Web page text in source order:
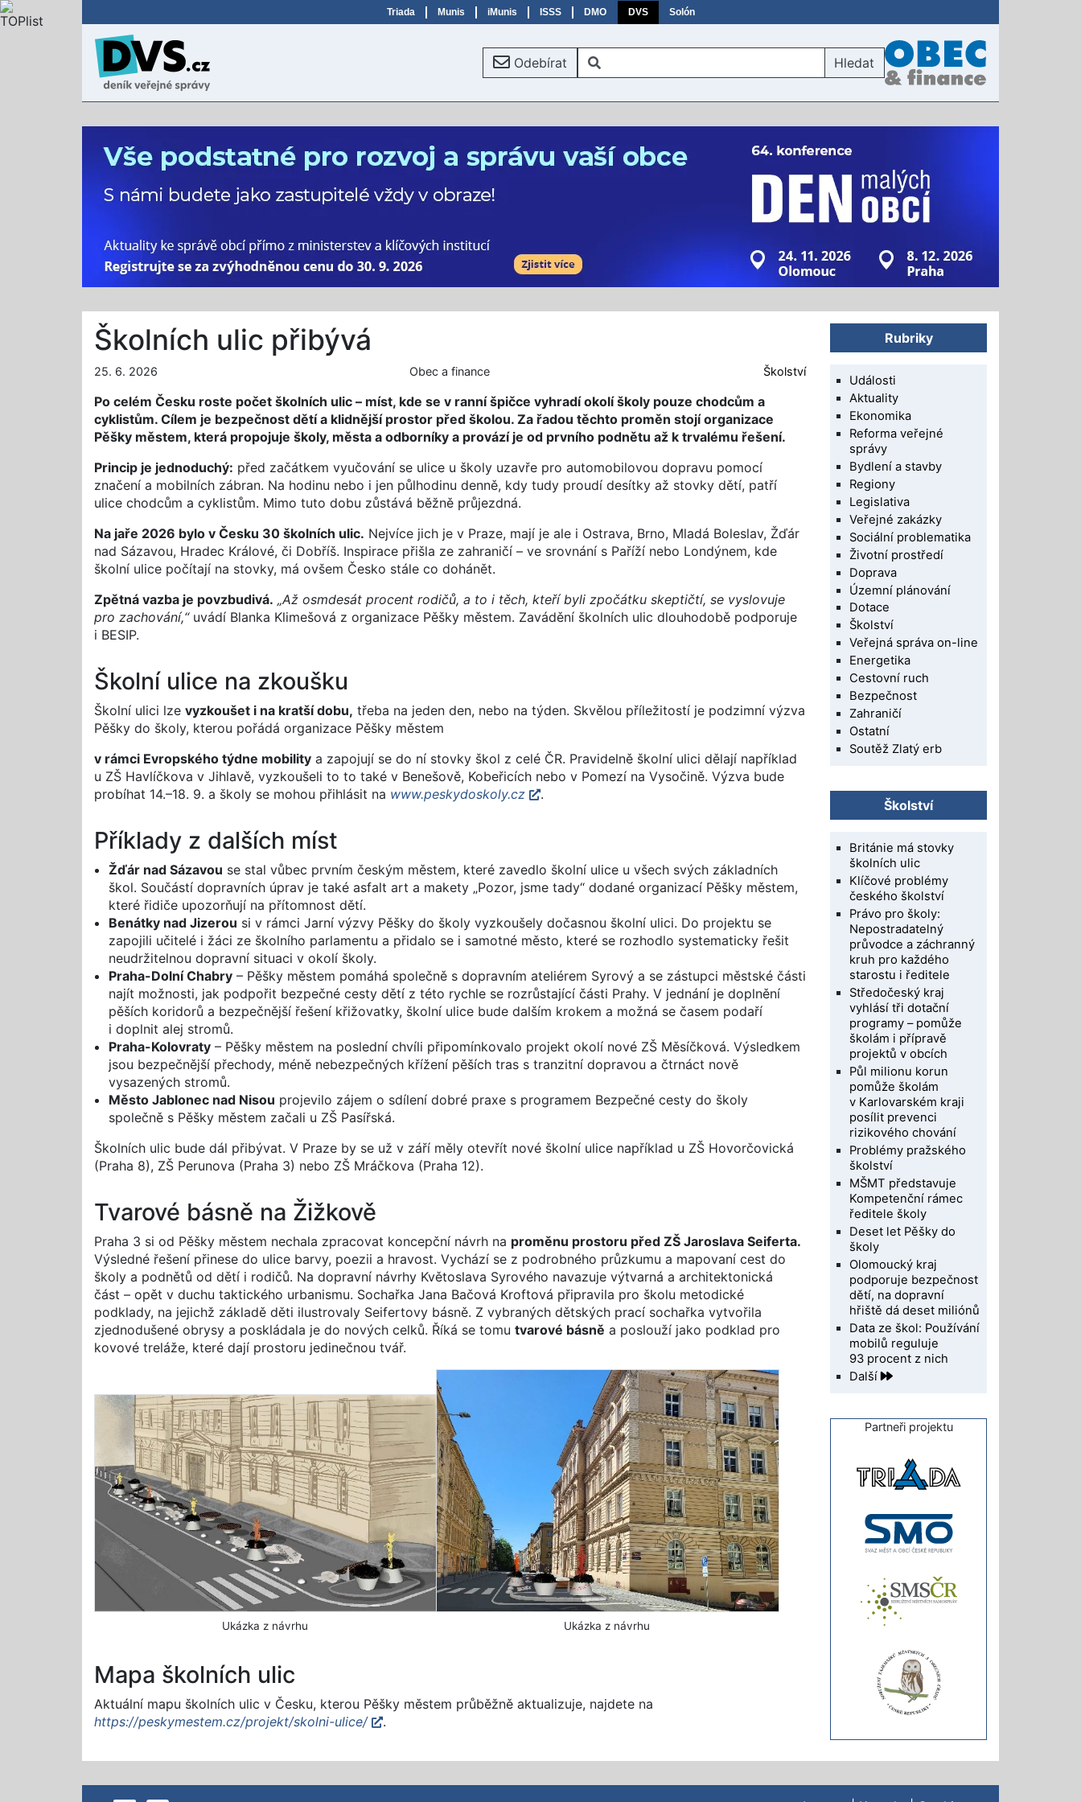
Triada Munis iMunis ISSS DMO DVS Solón
Odebírat Hledat
Školních ulic přibývá
25. 6. 2026 Obec a finance Školství
Po celém Česku roste počet školních ulic – míst, kde se v ranní špičce vyhradí okolí školy pouze chodcům a
cyklistům. Cílem je bezpečnost dětí a klidnější prostor před školou. Za řadou těchto proměn stojí organizace
Pěšky městem, která propojuje školy, města a odborníky a provází je od prvního podnětu až k trvalému řešení.
Princip je jednoduchý: před začátkem vyučování se ulice u školy uzavře pro automobilovou dopravu pomocí
značení a mobilních zábran. Na hodinu nebo i jen půlhodinu denně, kdy tudy proudí desítky až stovky dětí, patří
ulice chodcům a cyklistům. Mimo tuto dobu zůstává běžně průjezdná.
Na jaře 2026 bylo v Česku 30 školních ulic. Nejvíce jich je v Praze, mají je ale i Ostrava, Brno, Mladá Boleslav, Žďár
nad Sázavou, Hradec Králové, či Dobříš. Inspirace přišla ze zahraničí – ve srovnání s Paříží nebo Londýnem, kde
školní ulice počítají na stovky, má ovšem Česko stále co dohánět.
Zpětná vazba je povzbudivá. „Až osmdesát procent rodičů, a to i těch, kteří byli zpočátku skeptičtí, se vyslovuje
pro zachování,“uvádí Blanka Klimešová z organizace Pěšky městem. Zavádění školních ulic dlouhodobě podporuje
i BESIP.
Školní ulice na zkoušku
Školní ulici lze vyzkoušet i na kratší dobu, třeba na jeden den, nebo na týden. Skvělou příležitostí je podzimní výzva
Pěšky do školy, kterou pořádá organizace Pěšky městem
v rámci Evropského týdne mobility a zapojují se do ní stovky škol z celé ČR. Pravidelně školní ulici dělají například
u ZŠ Havlíčkova v Jihlavě, vyzkoušeli to to také v Benešově, Kobeřicích nebo v Pomezí na Vysočině. Výzva bude
probíhat 14.–18. 9. a školy se mohou přihlásit na www.peskydoskoly.cz .
Příklady z dalších míst
Žďár nad Sázavou se stal vůbec prvním českým městem, které zavedlo školní ulice u všech svých základních
škol. Součástí dopravních úprav je také asfalt art a makety „Pozor, jsme tady“ dodané organizací Pěšky městem,
které řidiče upozorňují na přítomnost dětí.
Benátky nad Jizerou si v rámci Jarní výzvy Pěšky do školy vyzkoušely dočasnou školní ulici. Do projektu se
zapojili učitelé i žáci ze školního parlamentu a přidalo se i samotné město, které se rozhodlo systematicky řešit
neudržitelnou dopravní situaci v okolí školy.
Praha-Dolní Chabry– Pěšky městem pomáhá společně s dopravním ateliérem Syrový a se zástupci městské části
najít možnosti, jak podpořit bezpečné cesty dětí z této rychle se rozrůstající části Prahy. V jednání je doplnění
pěších koridorů a bezpečnější řešení křižovatky, školní ulice bude dalším krokem a možná se časem podaří
i doplnit alej stromů.
Praha-Kolovraty– Pěšky městem na poslední chvíli připomínkovalo projekt okolí nové ZŠ Měsíčková. Výsledkem
jsou bezpečnější přechody, méně nebezpečných křížení pěších tras s tranzitní dopravou a čtrnáct nově
vysazených stromů.
Město Jablonec nad Nisou projevilo zájem o sdílení dobré praxe s programem Bezpečné cesty do školy
společně s Pěšky městem začali u ZŠ Pasířská.
Školních ulic bude dál přibývat. V Praze by se už v září měly otevřít nové školní ulice například u ZŠ Hovorčovická
(Praha 8), ZŠ Perunova (Praha 3) nebo ZŠ Mráčkova (Praha 12).
Tvarové básně na Žižkově
Praha 3 si od Pěšky městem nechala zpracovat koncepční návrh na proměnu prostoru před ZŠ Jaroslava Seiferta.
Výsledné řešení přinese do ulice barvy, poezii a hravost. Vychází se z podrobného průzkumu a mapovaní cest do
školy a podnětů od dětí i rodičů. Na dopravní návrhy Květoslava Syrového navazuje výtvarná a architektonická
část – opět v duchu taktického urbanismu. Sochařka Jana Bačová Kroftová připravila pro školu metodické
podklady, na jejichž základě děti ilustrovaly Seifertovy básně. Z vybraných dětských prací sochařka vytvořila
zjednodušené obrysy a poskládala je do nových celků. Říká se tomu tvarové básně a poslouží jako podklad pro
kovové treláže, které dají prostoru jedinečnou tvář.
Ukázka z návrhu Ukázka z návrhu
Mapa školních ulic
Aktuální mapu školních ulic v Česku, kterou Pěšky městem průběžně aktualizuje, najdete na
https://peskymestem.cz/projekt/skolni-ulice/
.
Rubriky
Události
Aktuality
Ekonomika
Reforma veřejné
správy
Bydlení a stavby
Regiony
Legislativa
Veřejné zakázky
Sociální problematika
Životní prostředí
Doprava
Územní plánování
Dotace
Školství
Veřejná správa on-line
Energetika
Cestovní ruch
Bezpečnost
Zahraničí
Ostatní
Soutěž Zlatý erb
Školství
Británie má stovky
školních ulic
Klíčové problémy
českého školství
Právo pro školy:
Nepostradatelný
průvodce a záchranný
kruh pro každého
starostu i ředitele
Středočeský kraj
vyhlásí tři dotační
programy – pomůže
školám i přípravě
projektů v obcích
Půl milionu korun
pomůže školám
v Karlovarském kraji
posílit prevenci
rizikového chování
Problémy pražského
školství
MŠMT představuje
Kompetenční rámec
ředitele školy
Deset let Pěšky do
školy
Olomoucký kraj
podporuje bezpečnost
dětí, na dopravní
hřiště dá deset miliónů
Data ze škol: Používání
mobilů reguluje
93 procent z nich
Další
Partneři projektu